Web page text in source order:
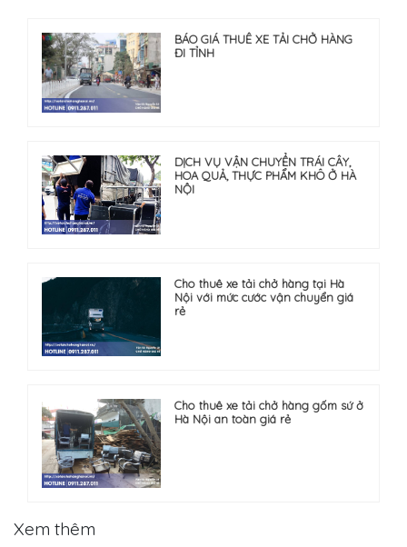
BÁO GIÁ THUÊ XE TẢI CHỞ HÀNG
ĐI TỈNH
DỊCH VỤ VẬN CHUYỂN TRÁI CÂY,
HOA QUẢ, THỰC PHẨM KHÔ Ở HÀ
NỘI
Cho thuê xe tải chở hàng tại Hà
Nội với mức cước vận chuyển giá
rẻ
Cho thuê xe tải chở hàng gốm sứ ở
Hà Nội an toàn giá rẻ
Xem thêm